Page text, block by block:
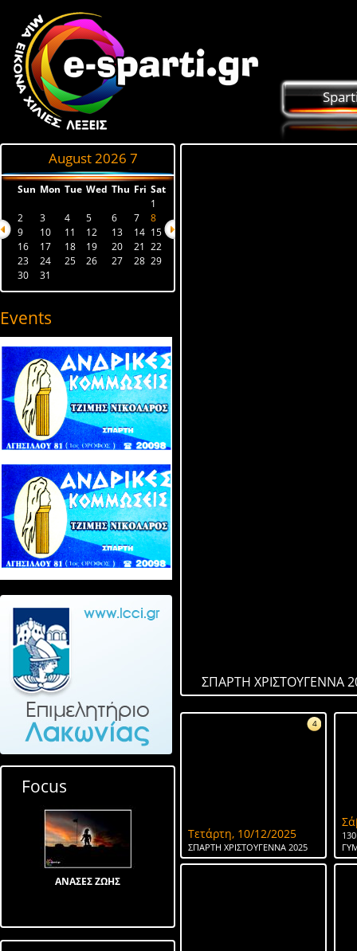
August 2026 7
Sun Mon Tue Wed Thu Fri Sat
1
2
3 4 5 6 7
8
9
10 11 12 13 14 15
16
17 18 19 20 21
22
23
24 25 26 27 28 29
30
31
Events
Focus
ΑΝΑΣΕΣ ΖΩΗΣ
ΣΠΑΡΤΗ ΧΡΙΣΤΟΥΓΕΝΝΑ
4
Τετάρτη, 10/12/2025
ΣΠΑΡΤΗ ΧΡΙΣΤΟΥΓΕΝΝΑ 2025